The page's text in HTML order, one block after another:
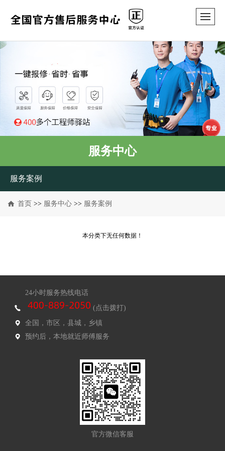
服务中心
服务案例
首页 >> 服务中心 >> 服务案例
本分类下无任何数据！
24小时服务热线电话
(点击拨打)
全国，市区，县城，乡镇
预约后，本地就近师傅服务
官方微信客服